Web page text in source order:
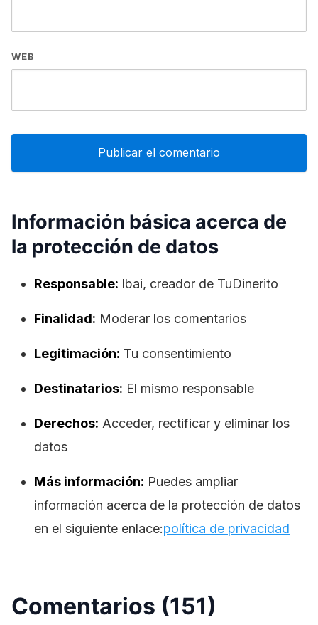
WEB
Información básica acerca de
la protección de datos
Responsable: lbai, creador de TuDinerito
Finalidad: Moderar los comentarios
Legitimación: Tu consentimiento
Destinatarios: El mismo responsable
Derechos: Acceder, rectificar y eliminar los
datos
Más información: Puedes ampliar
información acerca de la protección de datos
en el siguiente enlace:política de privacidad
Comentarios (151)